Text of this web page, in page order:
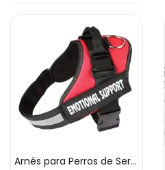
Arnés para Perros de Servicio y Soporte Emocional